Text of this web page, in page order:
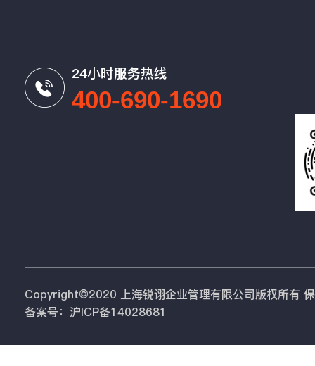
24小时服务热线
400-690-1690
Copyright©2020 上海锐诩企业管理有限公司版权所有
备案号：沪ICP备14028681